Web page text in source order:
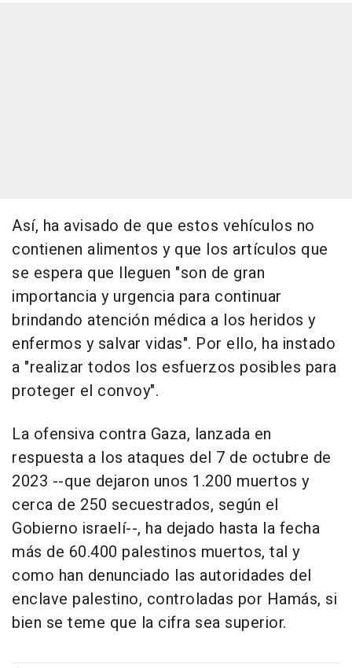
Así, ha avisado de que estos vehículos no
contienen alimentos y que los artículos que
se espera que lleguen "son de gran
importancia y urgencia para continuar
brindando atención médica a los heridos y
enfermos y salvar vidas". Por ello, ha instado
a "realizar todos los esfuerzos posibles para
proteger el convoy".
La ofensiva contra Gaza, lanzada en
respuesta a los ataques del 7 de octubre de
2023 --que dejaron unos 1.200 muertos y
cerca de 250 secuestrados, según el
Gobierno israelí--, ha dejado hasta la fecha
más de 60.400 palestinos muertos, tal y
como han denunciado las autoridades del
enclave palestino, controladas por Hamás, si
bien se teme que la cifra sea superior.